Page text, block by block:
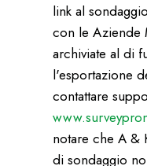
link al
con le Aziende
archiviate al di
l'esportazione
contattare
notare che A &
di sondaggio